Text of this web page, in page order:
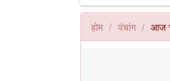
होम पंचांग आज